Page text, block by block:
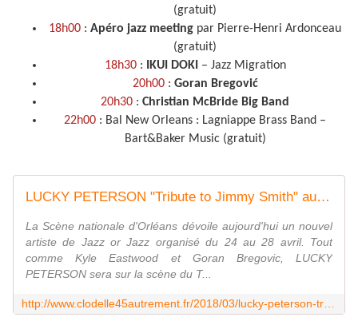
(gratuit)
18h00 : Apéro jazz meeting par Pierre-Henri Ardonceau
(gratuit)
18h30: IKUI DOKI – Jazz Migration
20h00: Goran Bregović
20h30 : Christian McBride Big Band
22h00 : Bal New Orleans : Lagniappe Brass Band –
Bart&Baker Music (gratuit)
LUCKY PETERSON "Tribute to Jimmy Smith" au Festival JAZZ OR JAZZ ORLEANS le vendredi 27 avril 2018 - VIVRE AUTREMENT VOS LOISIRS avec Clodelle
La Scène nationale d'Orléans dévoile aujourd'hui un nouvel
artiste de Jazz or Jazz organisé du 24 au 28 avril. Tout
comme Kyle Eastwood et Goran Bregovic, LUCKY
PETERSON sera sur la scène du T...